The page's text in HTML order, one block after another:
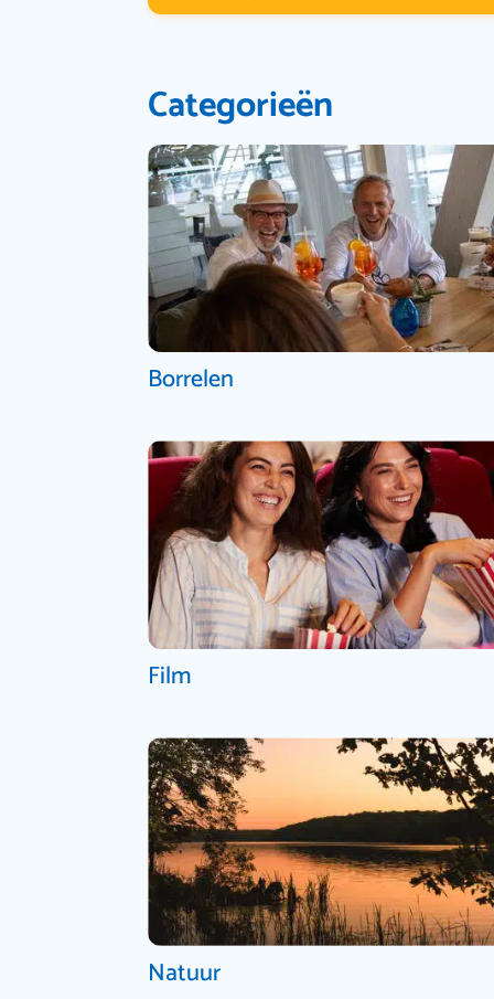
Categorieën
Borrelen
Film
Natuur